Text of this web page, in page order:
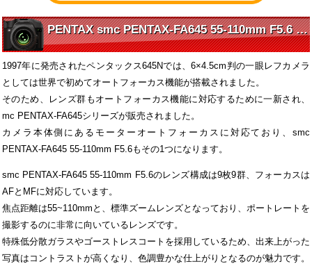
PENTAX smc PENTAX-FA645 55-110mm F5.6 の魅力に迫る
1997年に発売されたペンタックス645Nでは、6×4.5cm判の一眼レフカメラ
としては世界で初めてオートフォーカス機能が搭載されました。
そのため、レンズ群もオートフォーカス機能に対応するために一新され、
mc PENTAX-FA645シリーズが販売されました。
カメラ本体側にあるモーターオートフォーカスに対応ており、smc
PENTAX-FA645 55-110mm F5.6もその1つになります。
smc PENTAX-FA645 55-110mm F5.6のレンズ構成は9枚9群、フォーカスは
AFとMFに対応しています。
焦点距離は55~110mmと、標準ズームレンズとなっており、ポートレートを
撮影するのに非常に向いているレンズです。
特殊低分散ガラスやゴーストレスコートを採用しているため、出来上がった
写真はコントラストが高くなり、色調豊かな仕上がりとなるのが魅力です。